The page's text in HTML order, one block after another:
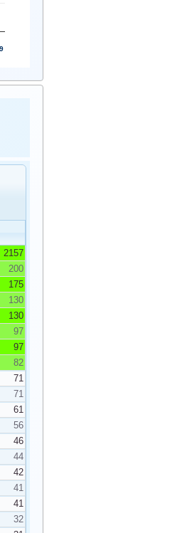
2157
200
175
130
130
97
97
82
71
71
61
56
46
44
42
41
41
32